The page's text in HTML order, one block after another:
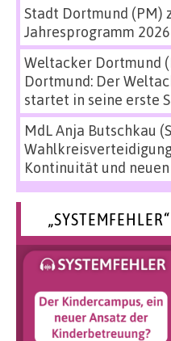
Stadt Dortmund (PM)
Jahresprogramm
Weltacker Dortmund
Dortmund: Der
startet in seine erste
MdL Anja Butschkau
Kontinuität und